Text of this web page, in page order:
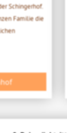
Schingerhof.
Familie die